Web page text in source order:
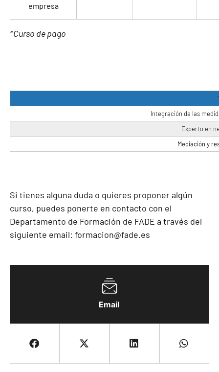
Email
empresa
*Curso de pago
Integración de las
Experto en
Mediación y
Si tienes alguna duda o quieres proponer algún
curso, puedes ponerte en contacto con el
Departamento de Formación de FADE a través del
siguiente email: formacion@fade.es